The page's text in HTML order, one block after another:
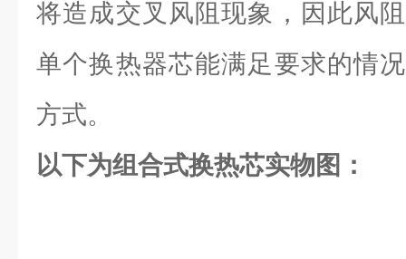
将造成交叉风阻现象，因此风
单个换热器芯能满足要求的情
方式。
以下为组合式换热芯实物图：